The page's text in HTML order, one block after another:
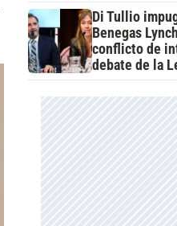
Di Tullio
Benegas
conflicto de
debate de la